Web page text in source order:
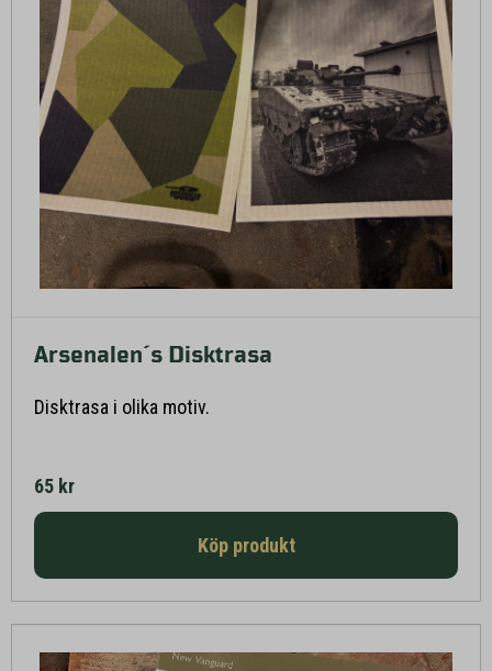
Arsenalen´s Disktrasa
Disktrasa i olika motiv.
65 kr
Köp produkt